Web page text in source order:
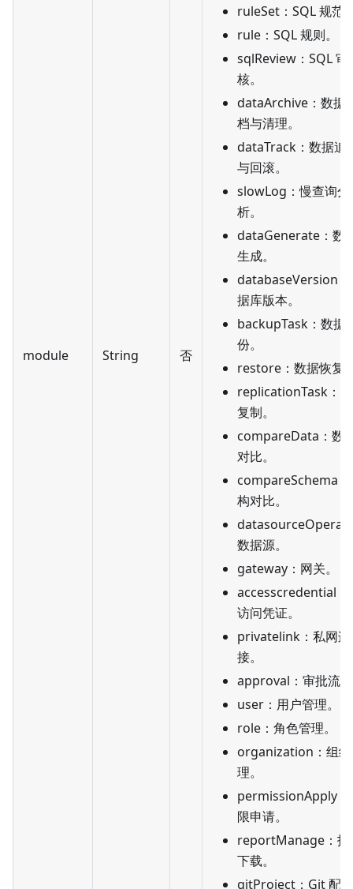
module String 否
ruleSet：SQL 规范
rule：SQL 规则。
sqlReview：SQL 审
核。
dataArchive：数据
档与清理。
dataTrack：数据追
与回滚。
slowLog：慢查询分
析。
dataGenerate：数
生成。
databaseVersion：
据库版本。
backupTask：数据
份。
restore：数据恢复
replicationTask：
复制。
compareData：数
对比。
compareSchema
构对比。
数据源。
gateway：网关。
accesscredential：
访问凭证。
privatelink：私网连
接。
approval：审批流
user：用户管理。
role：角色管理。
organization：组
理。
permissionApply：
限申请。
reportManage：报
下载。
gitProject：Git 配